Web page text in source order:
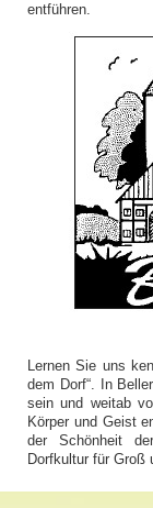
entführen.
Lernen Sie uns
dem Dorf“. In
sein und weitab
Körper und Geist
der Schönheit
Dorfkultur für Groß